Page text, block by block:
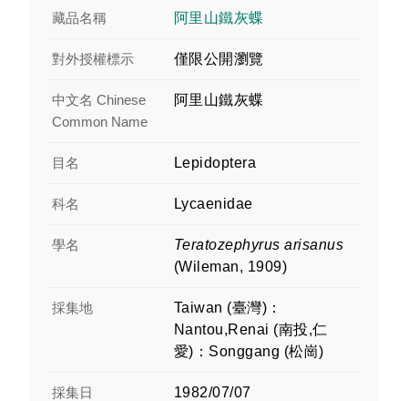
藏品名稱 阿里山鐵灰蝶
對外授權標示 僅限公開瀏覽
中文名 Chinese
Common Name
阿里山鐵灰蝶
目名 Lepidoptera
科名 Lycaenidae
學名
Teratozephyrus arisanus
(Wileman, 1909)
採集地
Taiwan (臺灣)：
Nantou,Renai (南投,仁
愛)：Songgang (松崗)
採集日 1982/07/07